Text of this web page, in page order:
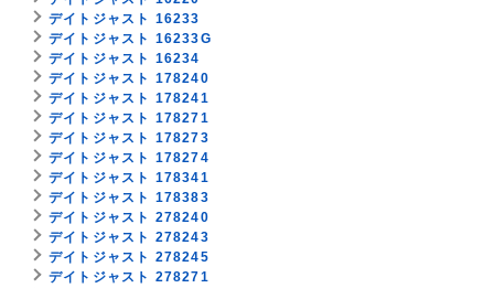
デイトジャスト 16233
デイトジャスト 16233G
デイトジャスト 16234
デイトジャスト 178240
デイトジャスト 178241
デイトジャスト 178271
デイトジャスト 178273
デイトジャスト 178274
デイトジャスト 178341
デイトジャスト 178383
デイトジャスト 278240
デイトジャスト 278243
デイトジャスト 278245
デイトジャスト 278271